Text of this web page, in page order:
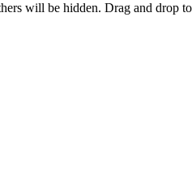
will be hidden. Drag and drop to